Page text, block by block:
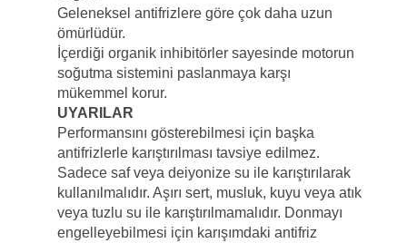
Geleneksel antifrizlere göre çok daha uzun
ömürlüdür.
İçerdiği organik inhibitörler sayesinde motorun
soğutma sistemini paslanmaya karşı
mükemmel korur.
UYARILAR
Performansını gösterebilmesi için başka
antifrizlerle karıştırılması tavsiye edilmez.
Sadece saf veya deiyonize su ile karıştırılarak
kullanılmalıdır. Aşırı sert, musluk, kuyu veya atık
veya tuzlu su ile karıştırılmamalıdır. Donmayı
engelleyebilmesi için karışımdaki antifriz